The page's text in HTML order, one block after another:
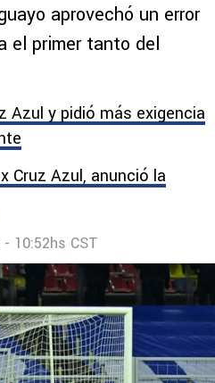
aprovechó un error
el primer tanto del
Azul y pidió más exigencia
Cruz Azul, anunció la
10:52hs CST